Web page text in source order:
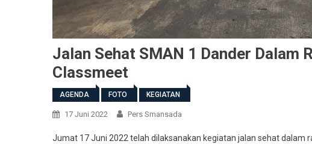
Jalan Sehat SMAN 1 Dander Dalam
Classmeet
AGENDA FOTO KEGIATAN
17 Juni 2022 Pers Smansada
Jumat 17 Juni 2022 telah dilaksanakan kegiatan jalan sehat dalam